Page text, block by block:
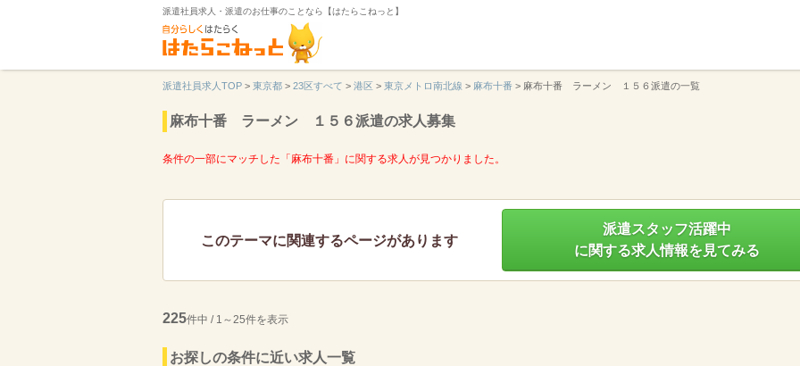
派遣社員求人・派遣のお仕事のことなら【はたらこねっと】
派遣社員求人TOP > 東京都 > 23区すべて > 港区 > 東京メトロ南北線 > 麻布十番 > 麻布十番 ラーメン １５６派遣の一覧
麻布十番 ラーメン １５６派遣の求人募集
条件の一部にマッチした「麻布十番」に関する求人が見つかりました。
このテーマに関連するページがあります
派遣スタッフ活躍中
に関する求人情報を見てみる
225件中 / 1～25件を表示
お探しの条件に近い求人一覧